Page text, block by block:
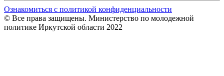
Ознакомиться с политикой конфиденциальности
© Все права защищены. Министерство по молодежной
политике Иркутской области 2022